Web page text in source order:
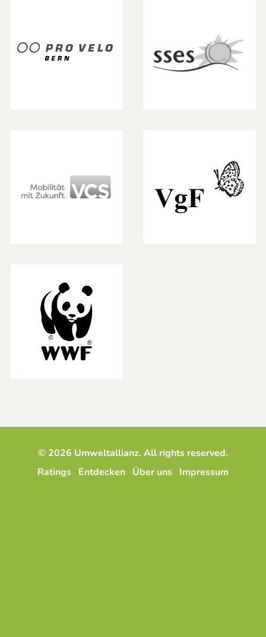
© 2026 Umweltallianz. All rights reserved.
Ratings Entdecken Über uns Impressum